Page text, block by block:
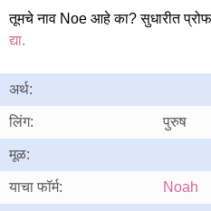
तूमचे नाव Noe आहे का? सुधारीत
द्या.
अर्थ:
लिंग: पुरुष
मूळ:
याचा फॉर्म: Noah